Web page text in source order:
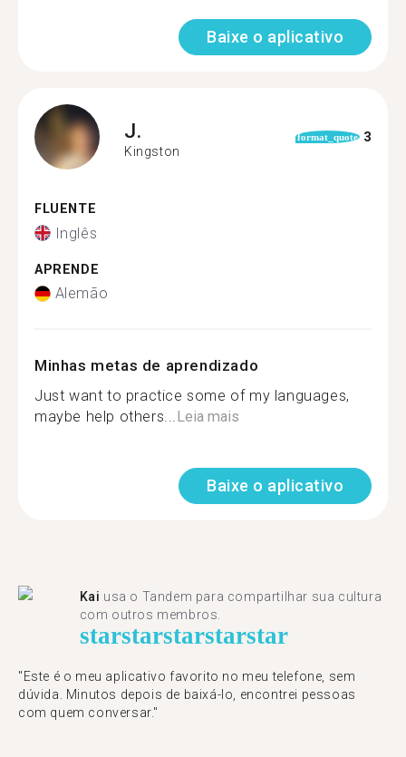
Baixe o aplicativo
J.
Kingston
format_quote 3
FLUENTE
Inglês
APRENDE
Alemão
Minhas metas de aprendizado
Just want to practice some of my languages,
maybe help others...Leia mais
Baixe o aplicativo
Kai usa o Tandem para compartilhar sua cultura
com outros membros.
starstarstarstarstar
"Este é o meu aplicativo favorito no meu telefone, sem
dúvida. Minutos depois de baixá-lo, encontrei pessoas
com quem conversar."